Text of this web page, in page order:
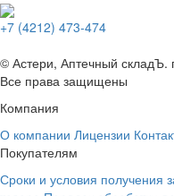
+7 (4212) 473-474
© Астери, Аптечный складЪ.
Все права защищены
Компания
О компании Лицензии
Покупателям
Сроки и условия получения